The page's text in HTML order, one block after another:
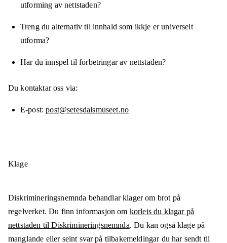
utforming av nettstaden?
Treng du alternativ til innhald som ikkje er universelt
utforma?
Har du innspel til forbetringar av nettstaden?
Du kontaktar oss via:
E-post post@setesdalsmuseet.no
Klage
Diskrimineringsnemnda behandlar klager om brot på
regelverket. Du finn informasjon om korleis du klagar på
nettstaden til Diskrimineringsnemnda. Du kan også klage på
manglande eller seint svar på tilbakemeldingar du har sendt til